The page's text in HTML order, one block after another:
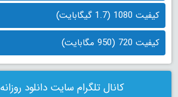
کیفیت 1080 (1.7 گیگابایت)
کیفیت 720 (950 مگابایت)
کانال تلگرام سایت دانلود روزانه